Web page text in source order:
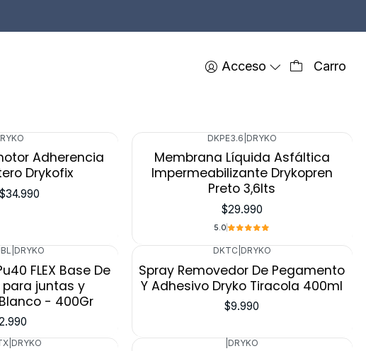
Acceso Carro
FILTROS
Adherencia
Drykofix
$34.990
DKPE3.6 DRYKO
Membrana Líquida Asfáltica
Impermeabilizante Drykopren
Preto 3,6lts
$29.990
5.0
DRYKO
FLEX Base De
para juntas y
- 400Gr
DKTC DRYKO
Spray Removedor De Pegamento
Y Adhesivo Dryko Tiracola 400ml
$9.990
| DRYKO DRYKO